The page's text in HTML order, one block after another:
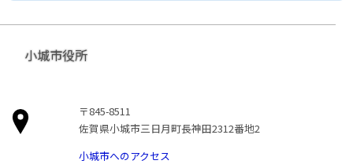
小城市役所
〒845-8511
佐賀県小城市三日月町長神田2312番地2
小城市へのアクセス